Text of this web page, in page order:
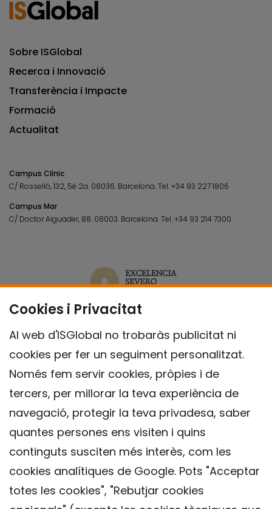
Cookies i Privacitat
Al web d'ISGlobal no trobaràs publicitat ni
cookies per fer un seguiment personalitzat.
Només fem servir cookies, pròpies i de
tercers, per millorar la teva experiència de
navegació, protegir la teva privadesa, saber
quantes persones ens visiten i quins
continguts susciten més interès, com les
cookies analítiques de Google. Pots "Acceptar
totes les cookies", "Rebutjar cookies
Sobre ISGlobal
Recerca i Innovació
Transferència i Impacte
Formació
Actualitat
Campus Clínic
C/ Rosselló, 132, 5è 2a. 08036. Barcelona.Tel.+34 93 227 1806
Campus Mar
C/ Doctor Aiguader, 88. 08003. Barcelona.Tel.+34 93 214 7300